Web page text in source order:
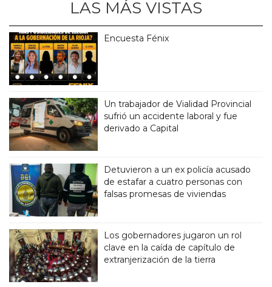
LAS MÁS VISTAS
Encuesta Fénix
Un trabajador de Vialidad Provincial
sufrió un accidente laboral y fue
derivado a Capital
Detuvieron a un ex policía acusado
de estafar a cuatro personas con
falsas promesas de viviendas
Los gobernadores jugaron un rol
clave en la caída de capítulo de
extranjerización de la tierra